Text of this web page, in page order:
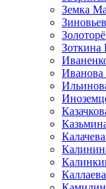
Земка
Зоткина
Иванова